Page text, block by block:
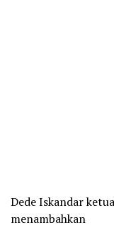
Dede Iskandar
menambahkan